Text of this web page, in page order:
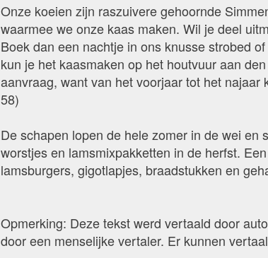
Onze koeien zijn raszuivere gehoornde
waarmee we onze kaas maken. Wil je deel
Boek dan een nachtje in ons knusse strobed
kun je het kaasmaken op het houtvuur aan
aanvraag, want van het voorjaar tot het
58)
De schapen lopen de hele zomer in de wei en
worstjes en lamsmixpakketten in de herfst.
lamsburgers, gigotlapjes, braadstukken en
Opmerking: Deze tekst werd vertaald door
door een menselijke vertaler. Er kunnen